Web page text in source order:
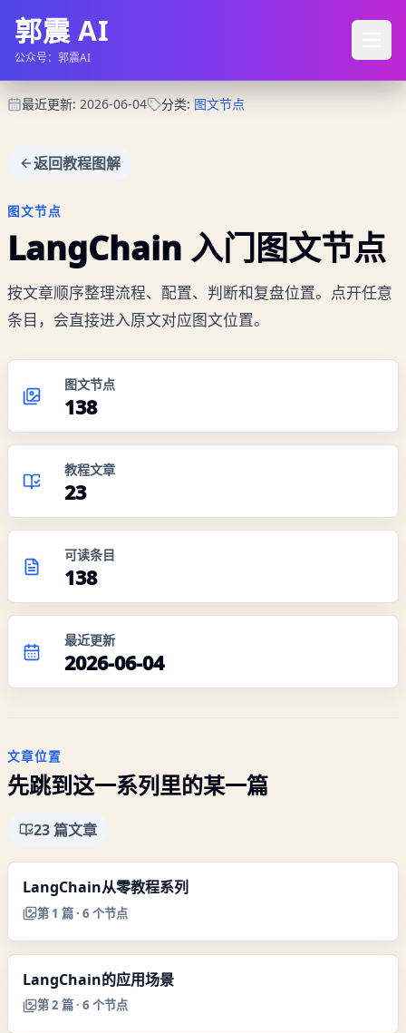
郭震 AI
公众号：郭震AI
最近更新: 2026-06-04 分类: 图文节点
返回教程图解
图文节点
LangChain 入门图文节点
按文章顺序整理流程、配置、判断和复盘位置。点开任意
条目，会直接进入原文对应图文位置。
图文节点
138
教程文章
23
可读条目
138
最近更新
2026-06-04
文章位置
先跳到这一系列里的某一篇
23篇文章
LangChain从零教程系列
第 1 篇 · 6 个节点
LangChain的应用场景
第2 篇 · 6 个节点